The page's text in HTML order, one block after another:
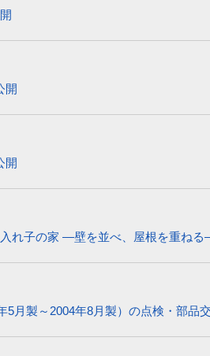
開
開
れ子の家 ―壁を並べ、屋根を重ね
5月製～2004年8月製）の点検・部品